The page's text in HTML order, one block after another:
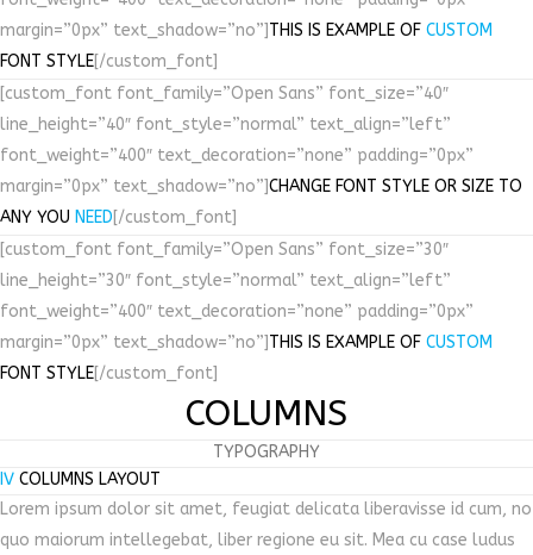
margin=”0px” text_shadow=”no”]THIS IS EXAMPLE OF CUSTOM
FONT STYLE[/custom_font]
[custom_font font_family=”Open Sans” font_size=”40″
line_height=”40″ font_style=”normal” text_align=”left”
font_weight=”400″ text_decoration=”none” padding=”0px”
margin=”0px” text_shadow=”no”]CHANGE FONT STYLE OR SIZE TO
ANY YOU NEED[/custom_font]
[custom_font font_family=”Open Sans” font_size=”30″
line_height=”30″ font_style=”normal” text_align=”left”
font_weight=”400″ text_decoration=”none” padding=”0px”
margin=”0px” text_shadow=”no”]THIS IS EXAMPLE OF CUSTOM
FONT STYLE[/custom_font]
COLUMNS
TYPOGRAPHY
IV COLUMNS LAYOUT
Lorem ipsum dolor sit amet, feugiat delicata liberavisse id cum, no
quo maiorum intellegebat, liber regione eu sit. Mea cu case ludus